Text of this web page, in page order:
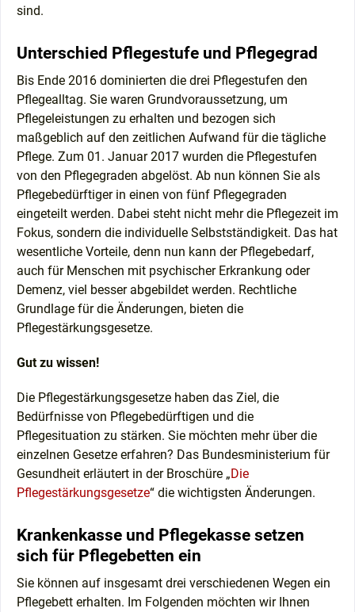
sind.
Unterschied Pflegestufe und Pflegegrad
Bis Ende 2016 dominierten die drei Pflegestufen den
Pflegealltag. Sie waren Grundvoraussetzung, um
Pflegeleistungen zu erhalten und bezogen sich
maßgeblich auf den zeitlichen Aufwand für die tägliche
Pflege. Zum 01. Januar 2017 wurden die Pflegestufen
von den Pflegegraden abgelöst. Ab nun können Sie als
Pflegebedürftiger in einen von fünf Pflegegraden
eingeteilt werden. Dabei steht nicht mehr die Pflegezeit im
Fokus, sondern die individuelle Selbstständigkeit. Das hat
wesentliche Vorteile, denn nun kann der Pflegebedarf,
auch für Menschen mit psychischer Erkrankung oder
Demenz, viel besser abgebildet werden. Rechtliche
Grundlage für die Änderungen, bieten die
Pflegestärkungsgesetze.
Gut zu wissen!
Die Pflegestärkungsgesetze haben das Ziel, die
Bedürfnisse von Pflegebedürftigen und die
Pflegesituation zu stärken. Sie möchten mehr über die
einzelnen Gesetze erfahren? Das Bundesministerium für
Gesundheit erläutert in der Broschüre „Die
Pflegestärkungsgesetze“ die wichtigsten Änderungen.
Krankenkasse und Pflegekasse setzen
sich für Pflegebetten ein
Sie können auf insgesamt drei verschiedenen Wegen ein
Pflegebett erhalten. Im Folgenden möchten wir Ihnen